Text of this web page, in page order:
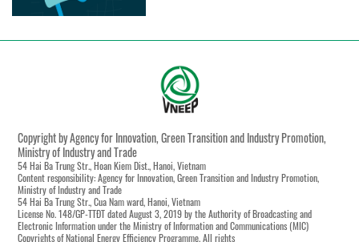
Copyright by Agency for Innovation, Green Transition and Industry Promotion,
Ministry of Industry and Trade
54 Hai Ba Trung Str., Hoan Kiem Dist., Hanoi, Vietnam
Content responsibility: Agency for Innovation, Green Transition and Industry Promotion,
Ministry of Industry and Trade
54 Hai Ba Trung Str., Cua Nam ward, Hanoi, Vietnam
License No. 148/GP-TTĐT dated August 3, 2019 by the Authority of Broadcasting and
Electronic Information under the Ministry of Information and Communications (MIC)
Copyrights of National Energy Efficiency Programme. All rights